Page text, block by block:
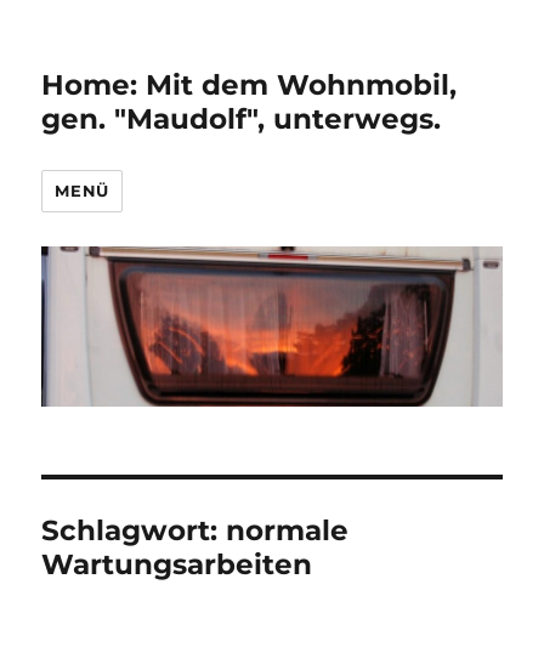
Home: Mit dem Wohnmobil,
gen. "Maudolf", unterwegs.
MENÜ
Schlagwort: normale
Wartungsarbeiten